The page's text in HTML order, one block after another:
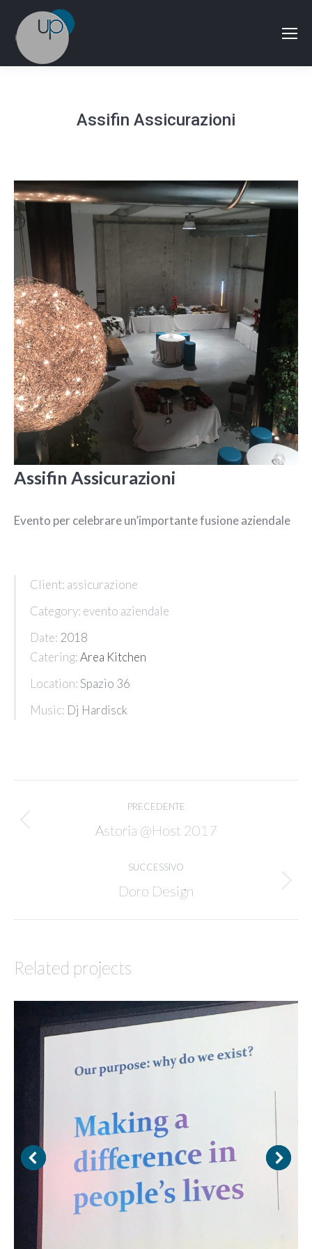
Assifin Assicurazioni
Assifin Assicurazioni
Evento per celebrare un’importante fusione aziendale
Client: assicurazione
Category: evento aziendale
Date: 2018
Catering:Area Kitchen
Location:Spazio 36
Music: Dj Hardisck
navigation
PRECEDENTE
Previous
Astoria @Host 2017
SUCCESSIVO
Next
Doro Design
Related projects